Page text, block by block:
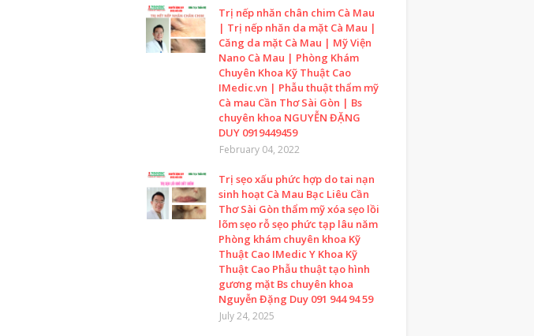
Trị nếp nhăn chân chim Cà Mau
| Trị nếp nhăn da mặt Cà Mau |
Căng da mặt Cà Mau | Mỹ Viện
Nano Cà Mau | Phòng Khám
Chuyên Khoa Kỹ Thuật Cao
IMedic.vn | Phẫu thuật thẩm mỹ
Cà mau Cần Thơ Sài Gòn | Bs
chuyên khoa NGUYỄN ĐẶNG
DUY 0919449459
February 04, 2022
Trị sẹo xấu phức hợp do tai nạn
sinh hoạt Cà Mau Bạc Liêu Cần
Thơ Sài Gòn thẩm mỹ xóa sẹo lồi
lõm sẹo rỗ sẹo phức tạp lâu năm
Phòng khám chuyên khoa Kỹ
Thuật Cao IMedic Y Khoa Kỹ
Thuật Cao Phẫu thuật tạo hình
gương mặt Bs chuyên khoa
Nguyễn Đặng Duy 091 944 94 59
July 24, 2025